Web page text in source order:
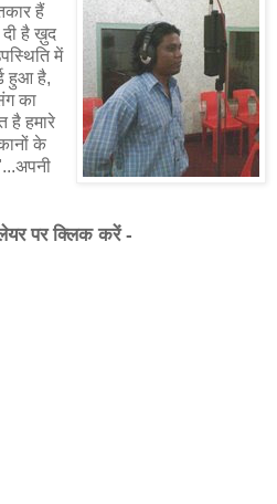
हैं
है ख़ुद
में
हुआ है,
का
है हमारे
के
पर क्लिक करें -